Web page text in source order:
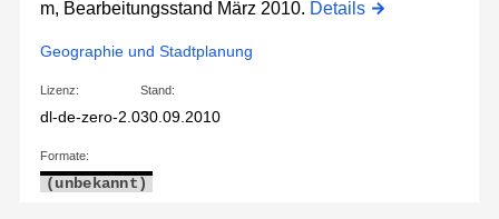
m, Bearbeitungsstand März 2010. Details
Geographie und Stadtplanung
Lizenz:
dl-de-zero-2.0
Stand:
30.09.2010
Formate:
(unbekannt)